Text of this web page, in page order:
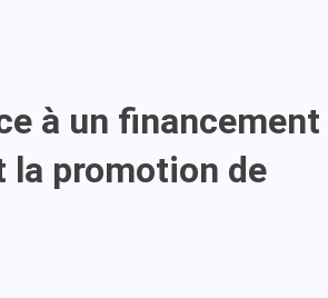
à un financement
la promotion de